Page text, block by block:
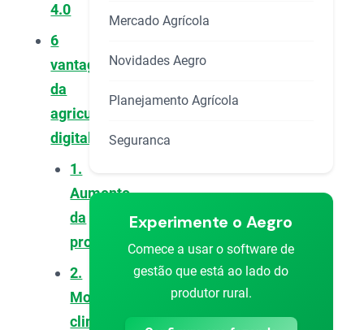
4.0
6
vantagens
da
agricultura
digital
1.
Aumento
da
produtividade
2.
Monitoramento
climático
Mercado Agrícola
Novidades Aegro
Planejamento Agrícola
Seguranca
Experimente o Aegro
Comece a usar o software de
gestão que está ao lado do
produtor rural.